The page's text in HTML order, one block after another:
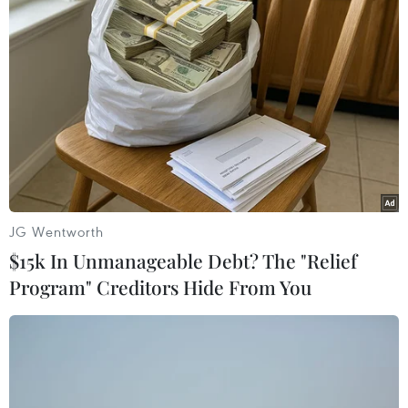
Theo dõi VietnamPlus
TIN LIÊN QUAN
JG Wentworth
$15k In Unmanageable Debt? The "Relief
Program" Creditors Hide From You